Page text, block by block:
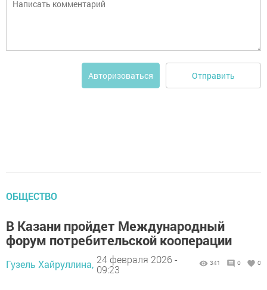
Авторизоваться Отправить
ОБЩЕСТВО
В Казани пройдет Международный
форум потребительской кооперации
Гузель Хайруллина, 24 февраля 2026 -
09:23
341 0 0